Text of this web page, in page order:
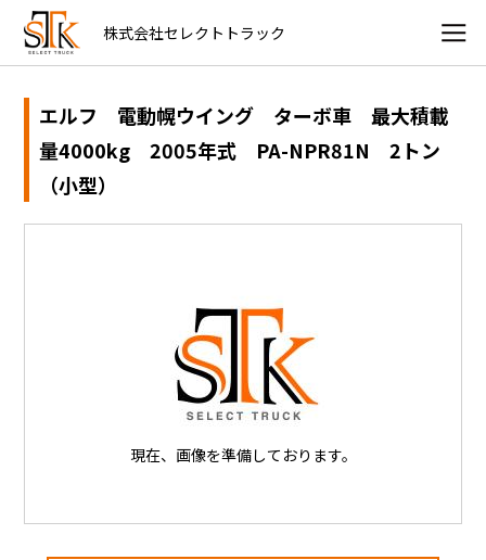
株式会社セレクトトラック
エルフ 電動幌ウイング ターボ車 最大積載
量4000kg 2005年式 PA-NPR81N 2トン
（小型）
現在、画像を準備しております。